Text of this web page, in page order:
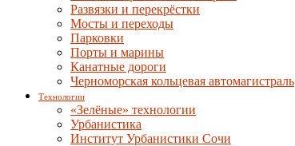
Развязки и перекрёстки
Мосты и переходы
Парковки
Порты и марины
Канатные дороги
Черноморская кольцевая автомагистраль
Технологии
«Зелёные» технологии
Урбанистика
Институт Урбанистики Сочи